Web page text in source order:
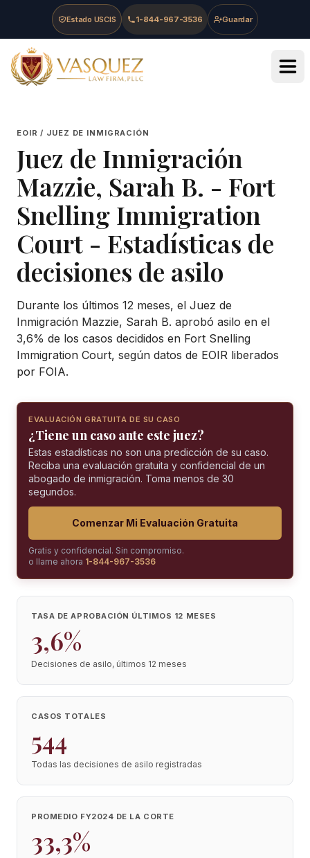
Skip to main content
Skip to navigation
Skip to footer
Estado USCIS 1-844-967-3536 Guardar
Vasquez Law Firm - Home
EOIR / JUEZ DE INMIGRACIÓN
Juez de Inmigración
Mazzie, Sarah B. - Fort
Snelling Immigration
Court - Estadísticas de
decisiones de asilo
Durante los últimos 12 meses, el Juez de
Inmigración Mazzie, Sarah B. aprobó asilo en el
3,6% de los casos decididos en Fort Snelling
Immigration Court, según datos de EOIR liberados
por FOIA.
EVALUACIÓN GRATUITA DE SU CASO
¿Tiene un caso ante este juez?
Estas estadísticas no son una predicción de su caso.
Reciba una evaluación gratuita y confidencial de un
abogado de inmigración. Toma menos de 30
segundos.
Comenzar Mi Evaluación Gratuita
Gratis y confidencial. Sin compromiso.
o llame ahora 1-844-967-3536
TASA DE APROBACIÓN ÚLTIMOS 12 MESES
3,6%
Decisiones de asilo, últimos 12 meses
CASOS TOTALES
544
Todas las decisiones de asilo registradas
PROMEDIO FY2024 DE LA CORTE
33,3%